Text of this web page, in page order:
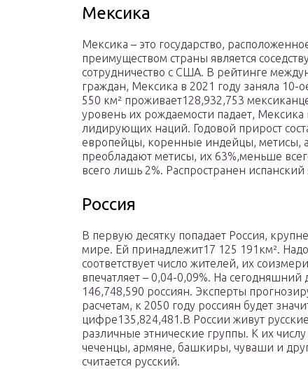
Мексика
Мексика – это государство,
преимуществом страны является
сотрудничество с США. В рейтинге
граждан, Мексика в 2021 году заняла
550 км² проживает128,932,753
уровень их рождаемости падает,
лидирующих наций. Годовой прирост
европейцы, коренные индейцы, метисы,
преобладают метисы, их 63%,меньше
всего лишь 2%. Распространен испанский
Россия
В первую десятку попадает Россия,
мире. Ей принадлежит17 125 191км².
соответствует число жителей, их
впечатляет – 0,04-0,09%. На
146,748,590 россиян. Эксперты
расчетам, к 2050 году россиян будет
цифре135,824,481.В России живут
различные этнические группы. К их
чеченцы, армяне, башкиры, чуваши и
считается русский.